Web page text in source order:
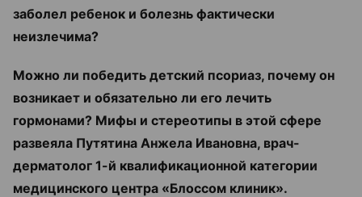
заболел ребенок и болезнь фактически
неизлечима?
Можно ли победить детский псориаз, почему он
возникает и обязательно ли его лечить
гормонами? Мифы и стереотипы в этой сфере
развеяла Путятина Анжела Ивановна, врач-
дерматолог 1-й квалификационной категории
медицинского центра «Блоссом клиник».